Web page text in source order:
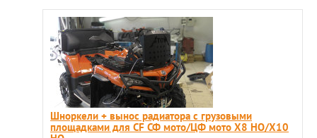
Шноркели + вынос радиатора с грузовыми
площадками для CF СФ мото/ЦФ мото X8 HO/X10